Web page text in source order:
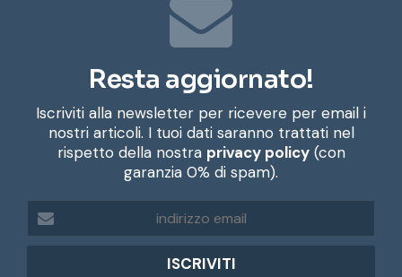
Resta aggiornato!
Iscriviti alla newsletter per ricevere per email i
nostri articoli. I tuoi dati saranno trattati nel
rispetto della nostra privacy policy(con
garanzia 0% di spam).
d